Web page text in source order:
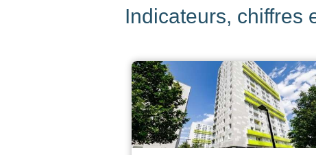
Indicateurs, chiffres